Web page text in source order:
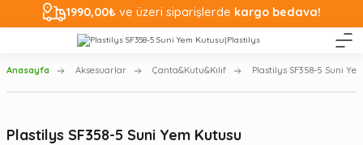
1990,00₺ ve üzeri siparişlerde kargo bedava!
Anasayfa Aksesuarlar Çanta&Kutu&Kılıf Plastilys SF358-5 Suni
Plastilys SF358-5 Suni Yem Kutusu